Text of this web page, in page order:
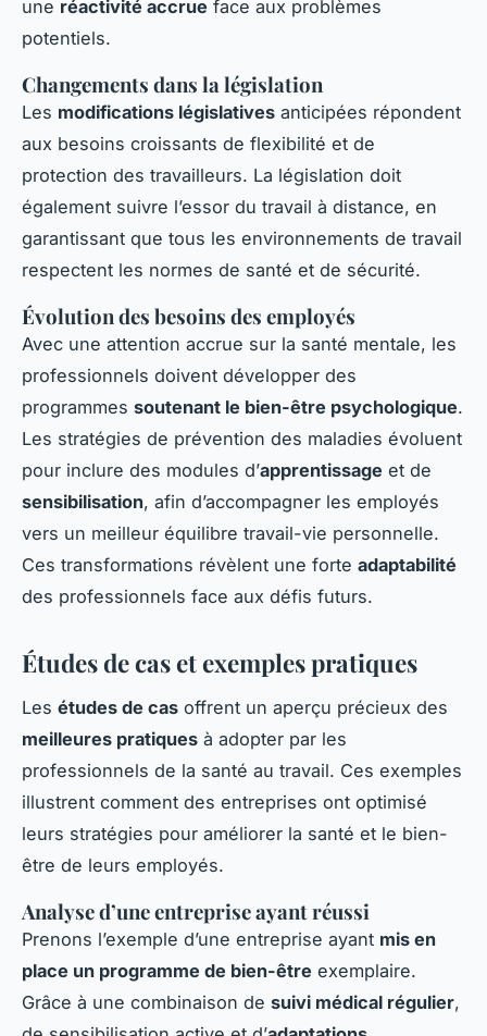
une réactivité accrue face aux problèmes
potentiels.
Changements dans la législation
Les modifications législatives anticipées répondent
aux besoins croissants de flexibilité et de
protection des travailleurs. La législation doit
également suivre l’essor du travail à distance, en
garantissant que tous les environnements de travail
respectent les normes de santé et de sécurité.
Évolution des besoins des employés
Avec une attention accrue sur la santé mentale, les
professionnels doivent développer des
programmes soutenant le bien-être psychologique.
Les stratégies de prévention des maladies évoluent
pour inclure des modules d’apprentissage et de
sensibilisation, afin d’accompagner les employés
vers un meilleur équilibre travail-vie personnelle.
Ces transformations révèlent une forte adaptabilité
des professionnels face aux défis futurs.
Études de cas et exemples pratiques
Les études de cas offrent un aperçu précieux des
meilleures pratiques à adopter par les
professionnels de la santé au travail. Ces exemples
illustrent comment des entreprises ont optimisé
leurs stratégies pour améliorer la santé et le bien-
être de leurs employés.
Analyse d’une entreprise ayant réussi
Prenons l’exemple d’une entreprise ayant mis en
place un programme de bien-être exemplaire.
Grâce à une combinaison de suivi médical régulier,